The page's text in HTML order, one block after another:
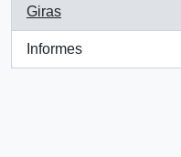
Giras
, 1 resultados
Informes
, 1 resultados